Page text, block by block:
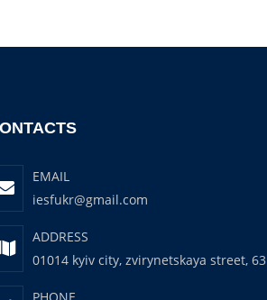
EMAIL
iesfukr@gmail.com
ADDRESS
01014 kyiv city, zvirynetskaya street, 63